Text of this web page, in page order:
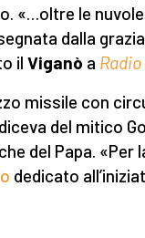
«…oltre le nuvole
dalla
il Viganò a
missile con
del mitico
del Papa. «Per
dedicato